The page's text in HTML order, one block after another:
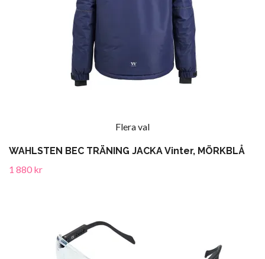
Flera val
WAHLSTEN BEC TRÄNING JACKA Vinter, MÖRKBLÅ
1 880 kr